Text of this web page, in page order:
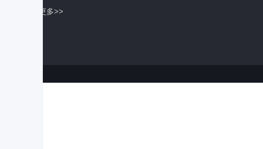
了解更多>>